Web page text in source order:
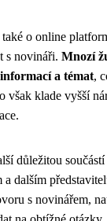
o online
s novináři. Mnozí
a témat,
však klade vyšší
důležitou součástí
a dalším
s novinářem,